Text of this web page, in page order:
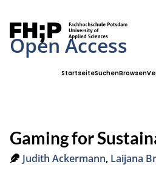
Open Access
StartseiteSuchenBrowsen
Gaming for
Judith Ackermann, Laijana